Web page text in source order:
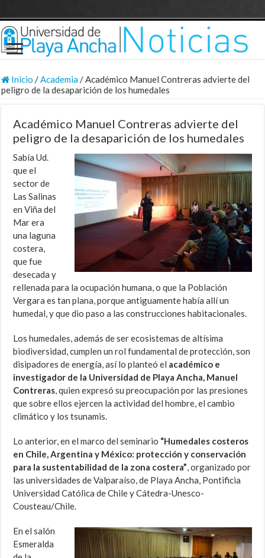
Inicio /Academia/Académico Manuel Contreras advierte del
peligro de la desaparición de los humedales
Académico Manuel Contreras advierte del
peligro de la desaparición de los humedales
Sabía Ud.
que el
sector de
Las Salinas
en Viña del
Mar era
una laguna
costera,
que fue
desecada y
rellenada para la ocupación humana, o que la Población
Vergara es tan plana, porque antiguamente había allí un
humedal, y que dio paso a las construcciones habitacionales.
Los humedales, además de ser ecosistemas de altísima
biodiversidad, cumplen un rol fundamental de protección, son
disipadores de energía, así lo planteó el académico e
investigador de la Universidad de Playa Ancha, Manuel
Contreras, quien expresó su preocupación por las presiones
que sobre ellos ejercen la actividad del hombre, el cambio
climático y los tsunamis.
Lo anterior, en el marco del seminario “Humedales costeros
en Chile, Argentina y México: protección y conservación
para la sustentabilidad de la zona costera”, organizado por
las universidades de Valparaíso, de Playa Ancha, Pontificia
Universidad Católica de Chile y Cátedra-Unesco-
Cousteau/Chile.
En el salón
Esmeralda